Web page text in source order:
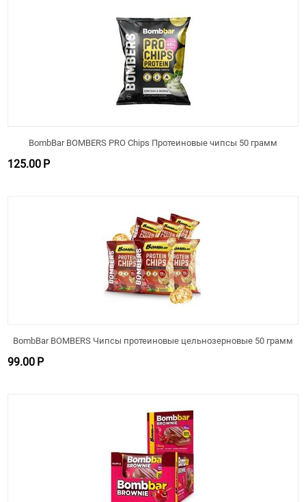
BombBar BOMBERS PRO Chips Протеиновые чипсы 50 грамм
125.00 Р
BombBar BOMBERS Чипсы протеиновые цельнозерновые 50 грамм
99.00 Р